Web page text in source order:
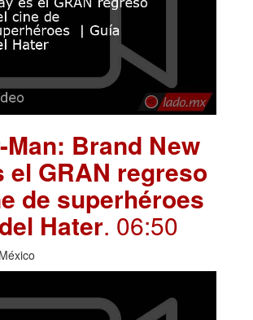
Man: Brand New
el GRAN regreso
de superhéroes
Hater. 06:50